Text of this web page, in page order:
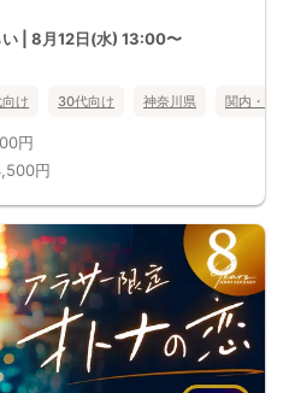
い | 8月12日(水) 13:00〜
け 30代向け 神奈川県 関内・桜
円
円